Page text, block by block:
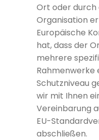
Ort oder durch
Organisation
Europäische
hat, dass der
mehrere
Rahmenwerke
Schutzniveau
wir mit Ihnen
Vereinbarung
EU-
abschließen.